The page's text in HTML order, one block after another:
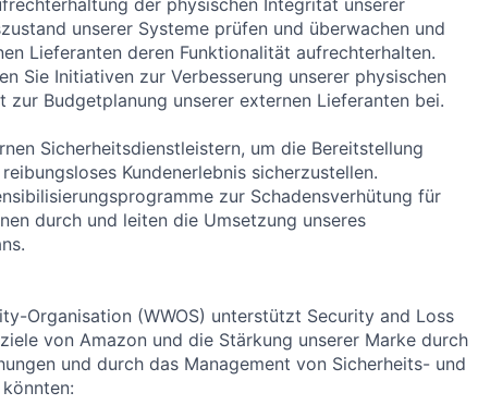
unserer Systeme prüfen und überwachen und
Lieferanten deren Funktionalität aufrechterhalten.
Sie Initiativen zur Verbesserung unserer physischen
Budgetplanung unserer externen Lieferanten bei.
Sicherheitsdienstleistern, um die Bereitstellung
Kundenerlebnis sicherzustellen.
zur Schadensverhütung für
durch und leiten die Umsetzung unseres
Organisation (WWOS) unterstützt Security and Loss
von Amazon und die Stärkung unserer Marke durch
und durch das Management von Sicherheits- und